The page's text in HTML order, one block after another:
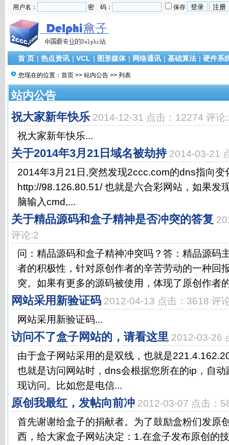
用户名： 密 码： 保存
首 页 | 热点资讯 | VCL | 图形媒体 | 网络通讯 | 基础算法 | 硬件系
您现在的位置： 首页 >> 站内公告 >> 列表
站内公告
祝大家新年快乐 2014-12-31 点击：12274 评论
祝大家新年快乐...
关于2014年3月21日域名被劫持 2014-03-21
2014年3月21日,突然发现2ccc.com的dns指向变
http://98.126.80.51/ 也就是六合彩网站，如果发
脑输入cmd,...
关于精品源码和盒子精神是否冲突的答复
评论:2
问：精品源码和盒子精神冲突吗？答：精品源码
者的积极性，针对原创作者的辛苦劳动的一种回
突。如果有更多的源码被使用，体现了原创作者
网站采用新验证码 2012-04-13 点击：3618 评
网站采用新验证码...
访问不了盒子网站的，请看这里 2012-03-26
由于盒子网站采用的是双线，也就是
也就是访问网站时，dns会根据您所在的ip，自
现访问。比如您是电信...
原创我最红，发帖向前冲 2012-03-07 点击：
首先谢谢给盒子的捐献者。为了鼓励盒粉们发原
西，给大家盒子网站决定：1.在盒子发布原创的